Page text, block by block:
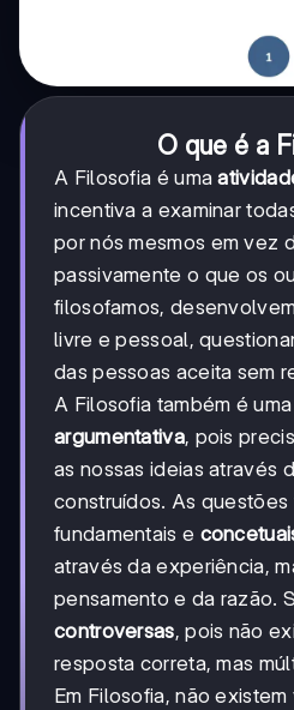
O que é a
A Filosofia é uma
incentiva a examinar
por nós mesmos em vez
passivamente o que os
filosofamos,
livre e pessoal,
das pessoas aceita sem
A Filosofia também é uma
argumentativa, pois
as nossas ideias através
construídos. As questões
fundamentais e
através da experiência,
pensamento e da razão.
controversas, pois não
resposta correta, mas
Em Filosofia, não